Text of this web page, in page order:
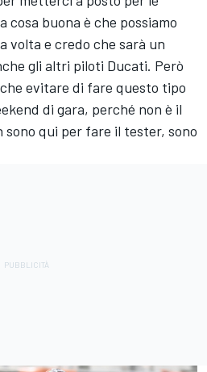
cosa buona è che possiamo
volta e credo che sarà un
gli altri piloti Ducati. Però
evitare di fare questo tipo
di gara, perché non è il
sono qui per fare il tester, sono